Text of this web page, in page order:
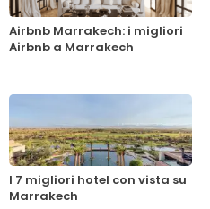
Airbnb Marrakech: i migliori
Airbnb a Marrakech
I 7 migliori hotel con vista su
Marrakech